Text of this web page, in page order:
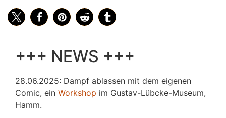
+++ NEWS +++
28.06.2025: Dampf ablassen mit dem eigenen
Comic, ein Workshop im Gustav-Lübcke-Museum,
Hamm.